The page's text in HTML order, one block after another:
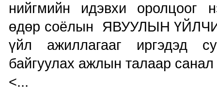
нийгмийн идэвхи оролцоог
өдөр соёлын ЯВУУЛЫН
үйл ажиллагааг иргэдэд
байгуулах ажлын талаар
<...